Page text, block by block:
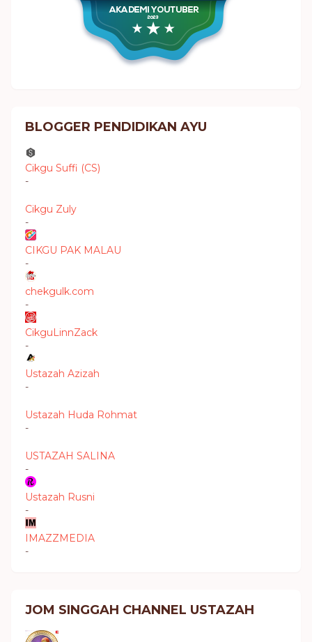
BLOGGER PENDIDIKAN AYU
Cikgu Suffi (CS)
-
Cikgu Zuly
-
CIKGU PAK MALAU
-
chekgulk.com
-
CikguLinnZack
-
Ustazah Azizah
-
Ustazah Huda Rohmat
-
USTAZAH SALINA
-
Ustazah Rusni
-
IMAZZMEDIA
-
JOM SINGGAH CHANNEL USTAZAH